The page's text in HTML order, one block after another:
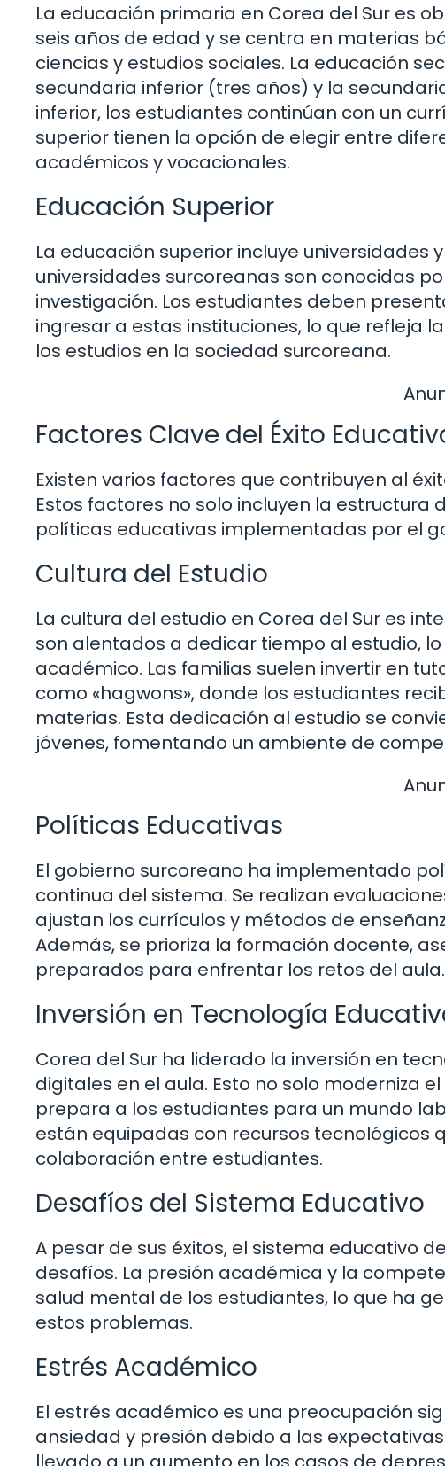
La educación primaria en Corea del Sur es
seis años de edad y se centra en materias
ciencias y estudios sociales. La educación
secundaria inferior (tres años) y la
inferior, los estudiantes continúan con un
superior tienen la opción de elegir entre
académicos y vocacionales.
Educación Superior
La educación superior incluye universidades
universidades surcoreanas son conocidas
investigación. Los estudiantes deben
ingresar a estas instituciones, lo que refleja
los estudios en la sociedad surcoreana.
Factores Clave del Éxito
Existen varios factores que contribuyen al
Estos factores no solo incluyen la estructura
políticas educativas implementadas por el
Cultura del Estudio
La cultura del estudio en Corea del Sur es
son alentados a dedicar tiempo al estudio,
académico. Las familias suelen invertir en
como «hagwons», donde los estudiantes
materias. Esta dedicación al estudio se
jóvenes, fomentando un ambiente de
Políticas Educativas
El gobierno surcoreano ha implementado
continua del sistema. Se realizan
ajustan los currículos y métodos de
Además, se prioriza la formación docente,
preparados para enfrentar los retos del aula.
Inversión en Tecnología
Corea del Sur ha liderado la inversión en
digitales en el aula. Esto no solo moderniza
prepara a los estudiantes para un mundo
están equipadas con recursos tecnológicos
colaboración entre estudiantes.
Desafíos del Sistema Educativo
A pesar de sus éxitos, el sistema educativo
desafíos. La presión académica y la
salud mental de los estudiantes, lo que ha
estos problemas.
Estrés Académico
El estrés académico es una preocupación
ansiedad y presión debido a las